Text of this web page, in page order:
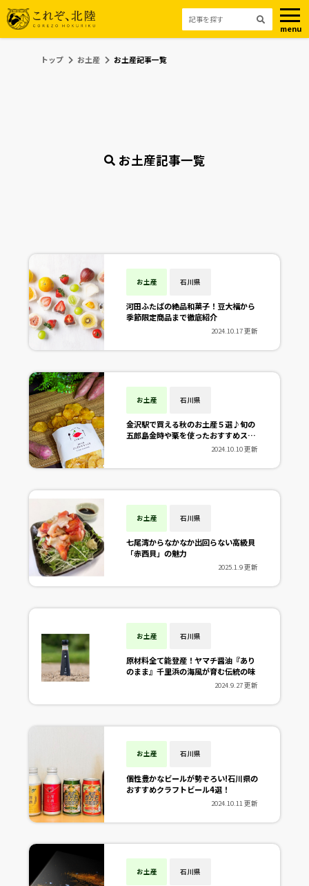
menu
トップ お土産 お土産記事一覧
お土産記事一覧
お土産 石川県
河田ふたばの絶品和菓子！豆大福から
季節限定商品まで徹底紹介
2024.10.17 更新
お土産 石川県
金沢駅で買える秋のお土産５選♪旬の
五郎島金時や栗を使ったおすすめスイ
2024.10.10 更新
お土産 石川県
七尾湾からなかなか出回らない高級貝
「赤西貝」の魅力
2025.1.9 更新
お土産 石川県
原材料全て能登産！ヤマチ醤油『あり
のまま』千里浜の海風が育む伝統の味
2024.9.27 更新
お土産 石川県
個性豊かなビールが勢ぞろい!石川県の
おすすめクラフトビール4選！
2024.10.11 更新
お土産 石川県